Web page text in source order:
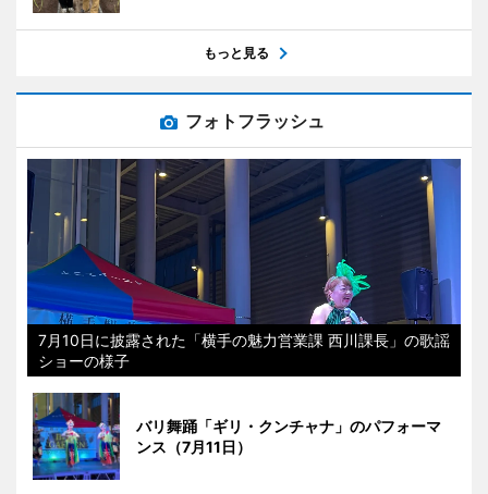
もっと見る
フォトフラッシュ
7月10日に披露された「横手の魅力営業課 西川課長」の歌謡
ショーの様子
バリ舞踊「ギリ・クンチャナ」のパフォーマ
ンス（7月11日）